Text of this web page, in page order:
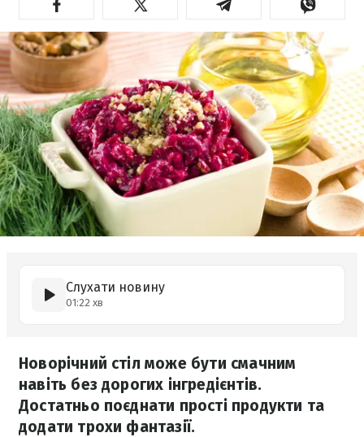
Слухати новину
01:22 хв
Новорічний стіл може бути смачним
навіть без дорогих інгредієнтів.
Достатньо поєднати прості продукти та
додати трохи фантазії.